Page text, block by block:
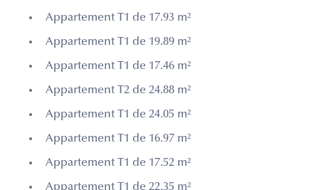
Appartement T1 de 17.93 m²
Appartement T1 de 19.89 m²
Appartement T1 de 17.46 m²
Appartement T2 de 24.88 m²
Appartement T1 de 24.05 m²
Appartement T1 de 16.97 m²
Appartement T1 de 17.52 m²
Appartement T1 de 22.35 m²